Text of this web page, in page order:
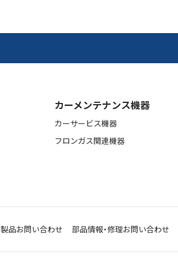
カーメンテナンス機器
カーサービス機器
フロンガス関連機器
製品お問い合わせ 部品情報・修理お問い合わせ